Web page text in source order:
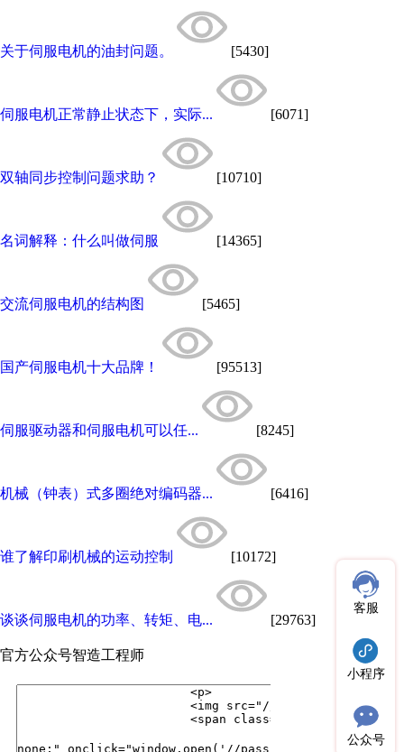
关于伺服电机的油封问题。 [5430]
伺服电机正常静止状态下，实际... [6071]
双轴同步控制问题求助？ [10710]
名词解释：什么叫做伺服 [14365]
交流伺服电机的结构图 [5465]
国产伺服电机十大品牌！ [95513]
伺服驱动器和伺服电机可以任... [8245]
机械（钟表）式多圈绝对编码器... [6416]
谁了解印刷机械的运动控制 [10172]
谈谈伺服电机的功率、转矩、电... [29763]
官方公众号智造工程师
客服
小程序
公众号